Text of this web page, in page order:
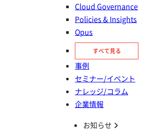
Cloud Governance
Policies & Insights
Opus
すべて見る
事例
セミナー/イベント
ナレッジ/コラム
企業情報
お知らせ
OneDrive の価格と料金プラン